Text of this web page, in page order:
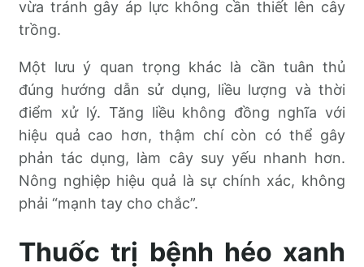
vừa tránh gây áp lực không cần thiết lên cây
trồng.
Một lưu ý quan trọng khác là cần tuân thủ
đúng hướng dẫn sử dụng, liều lượng và thời
điểm xử lý. Tăng liều không đồng nghĩa với
hiệu quả cao hơn, thậm chí còn có thể gây
phản tác dụng, làm cây suy yếu nhanh hơn.
Nông nghiệp hiệu quả là sự chính xác, không
phải “mạnh tay cho chắc”.
Thuốc trị bệnh héo xanh